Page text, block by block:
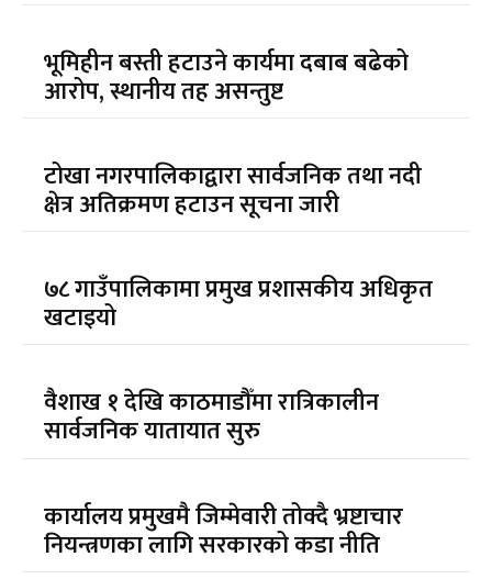
भूमिहीन बस्ती हटाउने कार्यमा दबाब बढेको
आरोप, स्थानीय तह असन्तुष्ट
टोखा नगरपालिकाद्वारा सार्वजनिक तथा नदी
क्षेत्र अतिक्रमण हटाउन सूचना जारी
७८ गाउँपालिकामा प्रमुख प्रशासकीय अधिकृत
खटाइयो
वैशाख १ देखि काठमाडौँमा रात्रिकालीन
सार्वजनिक यातायात सुरु
कार्यालय प्रमुखमै जिम्मेवारी तोक्दै भ्रष्टाचार
नियन्त्रणका लागि सरकारको कडा नीति